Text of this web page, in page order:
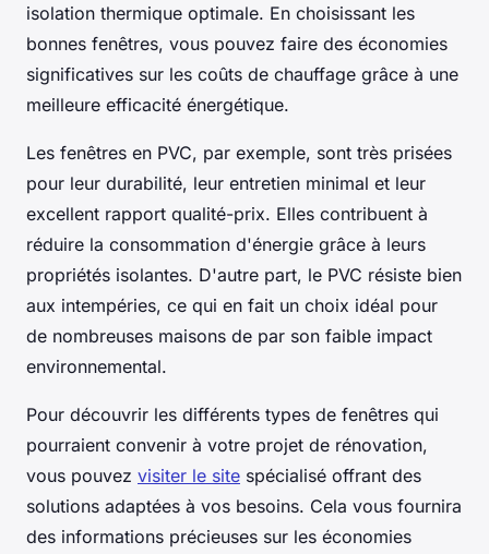
isolation thermique optimale. En choisissant les
bonnes fenêtres, vous pouvez faire des économies
significatives sur les coûts de chauffage grâce à une
meilleure efficacité énergétique.
Les fenêtres en PVC, par exemple, sont très prisées
pour leur durabilité, leur entretien minimal et leur
excellent rapport qualité-prix. Elles contribuent à
réduire la consommation d'énergie grâce à leurs
propriétés isolantes. D'autre part, le PVC résiste bien
aux intempéries, ce qui en fait un choix idéal pour
de nombreuses maisons de par son faible impact
environnemental.
Pour découvrir les différents types de fenêtres qui
pourraient convenir à votre projet de rénovation,
vous pouvez visiter le site spécialisé offrant des
solutions adaptées à vos besoins. Cela vous fournira
des informations précieuses sur les économies